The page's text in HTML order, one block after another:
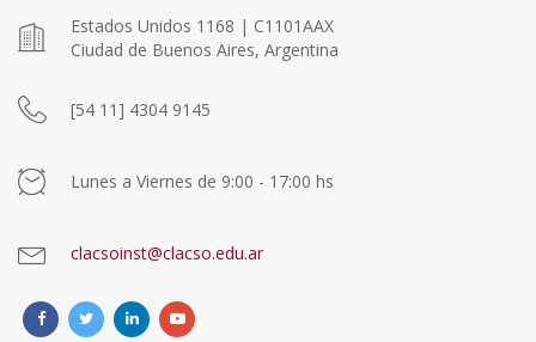
Estados Unidos 1168 | C1101AAX
Ciudad de Buenos Aires, Argentina
[54 11] 4304 9145
Lunes a Viernes de 9:00 - 17:00 hs
clacsoinst@clacso.edu.ar